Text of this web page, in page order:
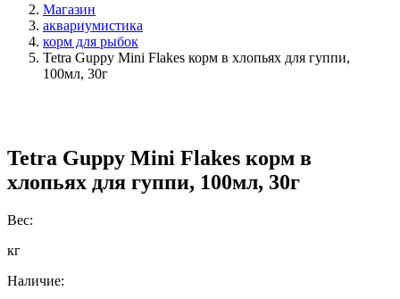
Магазин
аквариумистика
корм для рыбок
Tetra Guppy Mini Flakes корм в хлопьях для гуппи,
100мл, 30г
Tetra Guppy Mini Flakes корм в
хлопьях для гуппи, 100мл, 30г
Вес:
кг
Наличие: